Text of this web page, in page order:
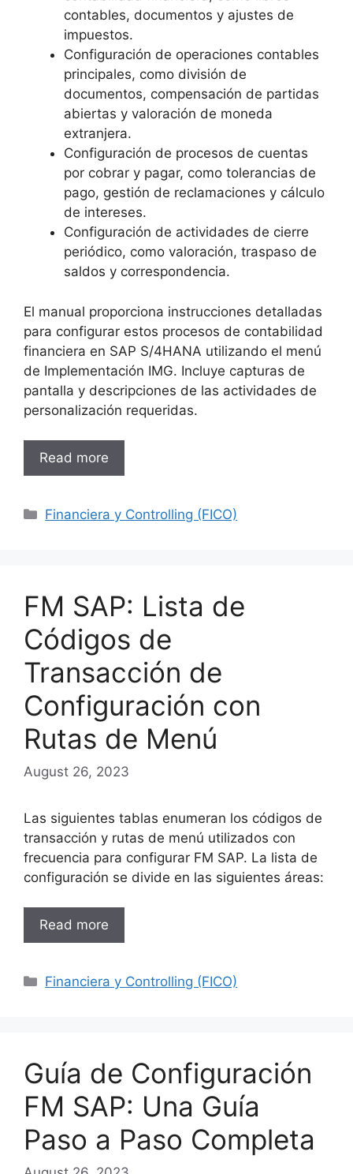
contables, documentos y ajustes de
impuestos.
Configuración de operaciones contables
principales, como división de
documentos, compensación de partidas
abiertas y valoración de moneda
extranjera.
Configuración de procesos de cuentas
por cobrar y pagar, como tolerancias de
pago, gestión de reclamaciones y cálculo
de intereses.
Configuración de actividades de cierre
periódico, como valoración, traspaso de
saldos y correspondencia.
El manual proporciona instrucciones detalladas
para configurar estos procesos de contabilidad
financiera en SAP S/4HANA utilizando el menú
de Implementación IMG. Incluye capturas de
pantalla y descripciones de las actividades de
personalización requeridas.
Read more
Categories
Financiera y Controlling (FICO)
FM SAP: Lista de
Códigos de
Transacción de
Configuración con
Rutas de Menú
August 26, 2023
Las siguientes tablas enumeran los códigos de
transacción y rutas de menú utilizados con
frecuencia para configurar FM SAP. La lista de
configuración se divide en las siguientes áreas:
Read more
Categories
Financiera y Controlling (FICO)
Guía de Configuración
FM SAP: Una Guía
Paso a Paso Completa